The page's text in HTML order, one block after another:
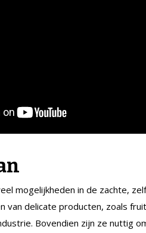
mogelijkheden in de zachte,
van delicate producten, zoals
Bovendien zijn ze nuttig